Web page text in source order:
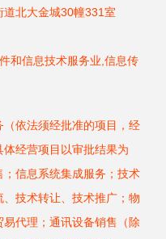
北大金城30幢331室
和信息技术服务业,信息传
依法须经批准的项目，经
经营项目以审批结果为
信息系统集成服务；技术
技术转让、技术推广；物
代理；通讯设备销售（除